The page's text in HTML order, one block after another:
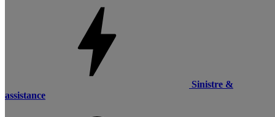
Sinistre &
assistance